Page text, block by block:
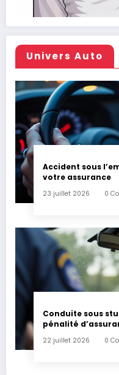
Univers Auto
Accident sous
votre assurance
23 juillet 2026 0
Conduite sous
pénalité
22 juillet 2026 0